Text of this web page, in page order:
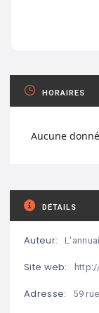
HORAIRES
Aucune
DÉTAILS
Auteur:
Site web:
Adresse: 59